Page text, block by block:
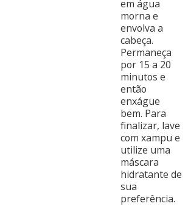
em água
morna e
envolva a
cabeça.
Permaneça
por 15 a 20
minutos e
então
enxágue
bem. Para
finalizar, lave
com xampu e
utilize uma
máscara
hidratante de
sua
preferência.